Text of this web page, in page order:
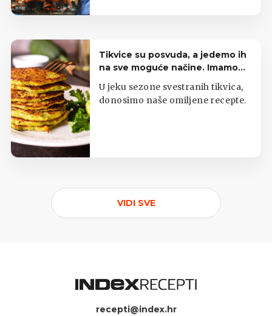
Tikvice su posvuda, a jedemo ih
na sve moguće načine. Imamo
U jeku sezone svestranih tikvica,
donosimo naše omiljene recepte.
VIDI SVE
recepti@index.hr